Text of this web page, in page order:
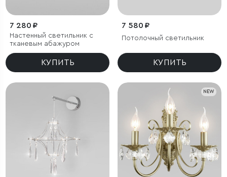
7 280 ₽
Настенный светильник с
тканевым абажуром
КУПИТЬ
7 580 ₽
Потолочный светильник
КУПИТЬ
NEW